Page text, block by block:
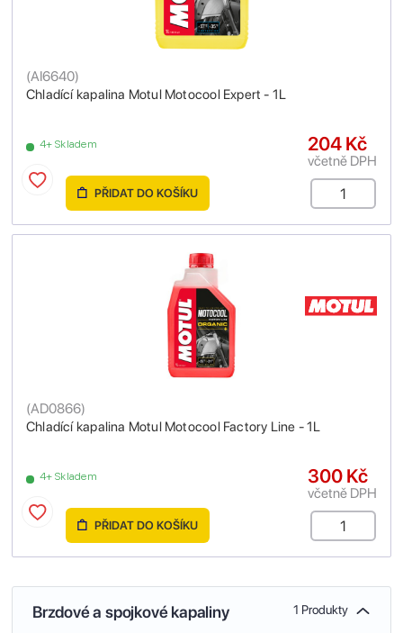
Chladící kapalina Motul Motocool Expert - 1L
(AI6640)
4+ Skladem 204 Kč
včetně DPH
PŘIDAT DO KOŠÍKU
Chladící kapalina Motul Motocool Factory Line - 1L
(AD0866)
4+ Skladem 300 Kč
včetně DPH
PŘIDAT DO KOŠÍKU
Brzdové a spojkové kapaliny 1 Produkty